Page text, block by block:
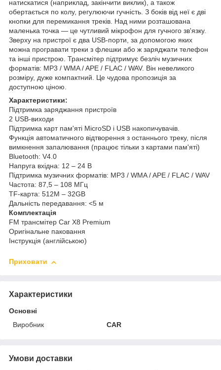
натискатися (наприклад, закінчити виклик), а також
обертається по колу, регулюючи гучність. З боків від неї є дві
кнопки для перемикання треків. Над ними розташована
маленька точка — це чутливий мікрофон для гучного зв'язку.
Зверху на пристрої є два USB-порти, за допомогою яких
можна програвати треки з флешки або ж заряджати телефон
та інші пристрою. Трансмітер підтримує безліч музичних
форматів: MP3 / WMA / APE / FLAC / WAV. Він невеликого
розміру, дуже компактний. Це чудова пропозиція за
доступною ціною.
Характеристики:
Підтримка заряджання пристроїв
2 USB-виходи
Підтримка карт пам'яті MicroSD і USB накопичувачів.
Функція автоматичного відтворення з останнього треку, після
вимкнення запалювання (працює тільки з картами пам'яті)
Bluetooth: V4.0
Напруга вхідна: 12 – 24 В
Підтримка музичних форматів: MP3 / WMA / APE / FLAC / WAV
Частота: 87,5 – 108 МГц
TF-карта: 512M – 32GB
Дальність передавання: <5 м
Комплектація
FM трансмітер Car X8 Premium
Оригінальне паковання
Інструкція (англійською)
Приховати
Характеристики
Основні
Виробник
CAR
Умови доставки